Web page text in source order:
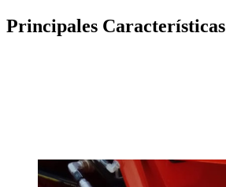
Principales Características